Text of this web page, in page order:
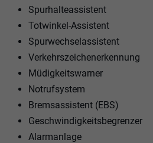
Spurhalteassistent
Totwinkel-Assistent
Spurwechselassistent
Verkehrszeichenerkennung
Müdigkeitswarner
Notrufsystem
Bremsassistent (EBS)
Geschwindigkeitsbegrenzer
Alarmanlage